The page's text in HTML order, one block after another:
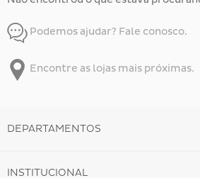
Podemos ajudar? Fale conosco.
Encontre as lojas mais próximas.
DEPARTAMENTOS
INSTITUCIONAL